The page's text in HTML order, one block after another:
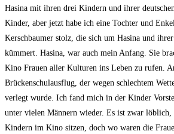
Hasina mit ihren drei Kindern und ihrer
Kinder, aber jetzt habe ich eine Tochter und
Kerschbaumer stolz, die sich um Hasina und
kümmert. Hasina, war auch mein Anfang. Sie
Kino Frauen aller Kulturen ins Leben zu rufen.
Brückenschulausflug, der wegen schlechtem
verlegt wurde. Ich fand mich in der Kinder
unter vielen Männern wieder. Es ist zwar löblich,
Kindern im Kino sitzen, doch wo waren die